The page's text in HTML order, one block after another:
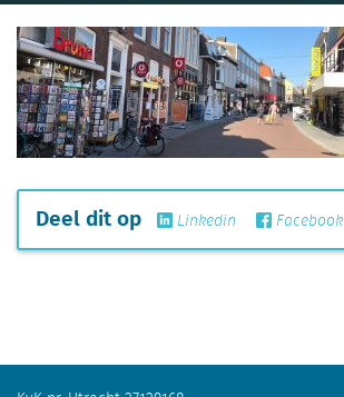
Deel dit op Linkedin Facebook